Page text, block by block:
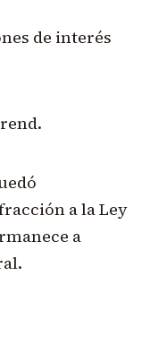
de interés
a la Ley
a